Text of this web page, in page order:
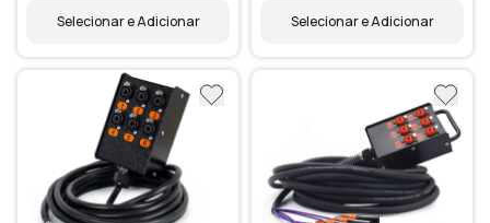
Selecionar e Adicionar Selecionar e Adicionar